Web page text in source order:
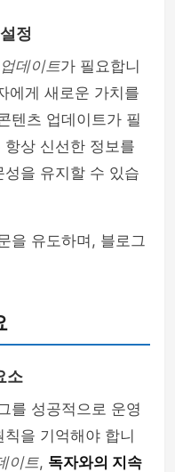
정
업데이트가 필요합니
에게 새로운 가치를
텐츠 업데이트가 필
상 신선한 정보를
을 유지할 수 있습
을 유도하며, 블로그
소
를 성공적으로 운영
을 기억해야 합니
이트, 독자와의 지속